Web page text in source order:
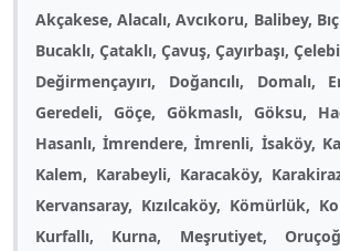
Akçakese, Alacalı, Avcıkoru, Balibey,
Bucaklı, Çataklı, Çavuş, Çayırbaşı,
Değirmençayırı, Doğancılı, Domalı,
Geredeli, Göçe, Gökmaslı, Göksu,
Hasanlı, İmrendere, İmrenli, İsaköy,
Kalem, Karabeyli, Karacaköy,
Kervansaray, Kızılcaköy, Kömürlük,
Kurfallı, Kurna, Meşrutiyet,